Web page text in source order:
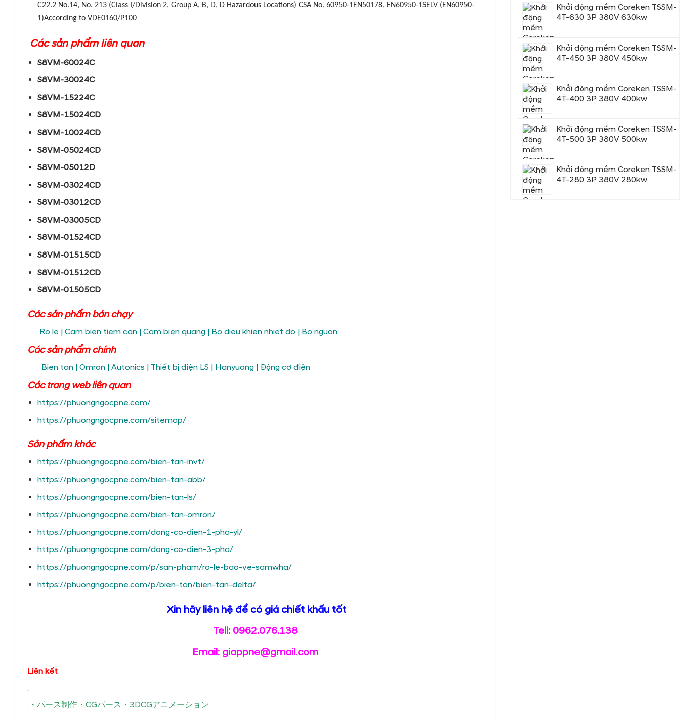
C22.2 No.14, No. 213 (Class I/Division 2, Group A, B, D, D Hazardous Locations) CSA No. 60950-1EN50178, EN60950-1SELV (EN60950-
1)According to VDE0160/P100
Các sản phẩm liên quan
S8VM-60024C
S8VM-30024C
S8VM-15224C
S8VM-15024CD
S8VM-10024CD
S8VM-05024CD
S8VM-05012D
S8VM-03024CD
S8VM-03012CD
S8VM-03005CD
S8VM-01524CD
S8VM-01515CD
S8VM-01512CD
S8VM-01505CD
Các sản phẩm bán chạy
Ro le | Cam bien tiem can | Cam bien quang | Bo dieu khien nhiet do | Bo nguon
Các sản phẩm chính
Bien tan | Omron | Autonics | Thiết bị điện LS | Hanyuong | Động cơ điện
Các trangweb liên quan
https://phuongngocpne.com/
https://phuongngocpne.com/sitemap/
Sản phẩm khác
https://phuongngocpne.com/bien-tan-invt/
https://phuongngocpne.com/bien-tan-abb/
https://phuongngocpne.com/bien-tan-ls/
https://phuongngocpne.com/bien-tan-omron/
https://phuongngocpne.com/dong-co-dien-1-pha-yl/
https://phuongngocpne.com/dong-co-dien-3-pha/
https://phuongngocpne.com/p/san-pham/ro-le-bao-ve-samwha/
https://phuongngocpne.com/p/bien-tan/bien-tan-delta/
Xin hãy liên hệ để có giá chiết khấu tốt
Tell: 0962.076.138
Email: giappne@gmail.com
Liên kết
.
. ・ パース制作 ・ CGパース ・ 3DCGアニメーション
Khởi động mềm Coreken TSSM-
4T-630 3P 380V 630kw
Khởi động mềm Coreken TSSM-
4T-450 3P 380V 450kw
Khởi động mềm Coreken TSSM-
4T-400 3P 380V 400kw
Khởi động mềm Coreken TSSM-
4T-500 3P 380V 500kw
Khởi động mềm Coreken TSSM-
4T-280 3P 380V 280kw